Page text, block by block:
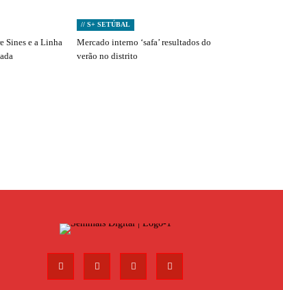
Sines e a Linha
// S+ SETÚBAL
Mercado interno ‘safa’ resultados do
verão no distrito